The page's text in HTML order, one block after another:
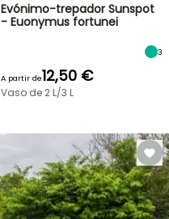
Evónimo-trepador Sunspot
- Euonymus fortunei
3
A partir de12,50 €
Vaso de 2 L/3 L